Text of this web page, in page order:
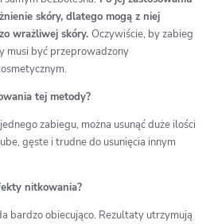
skóry, dlatego mogą z niej
wrażliwej skóry.Oczywiście, by zabieg
musi być przeprowadzony
tej metody?
zabiegu, można usunąć duże ilości
gęste i trudne do usunięcia innym
nitkowania?
bardzo obiecująco. Rezultaty utrzymują